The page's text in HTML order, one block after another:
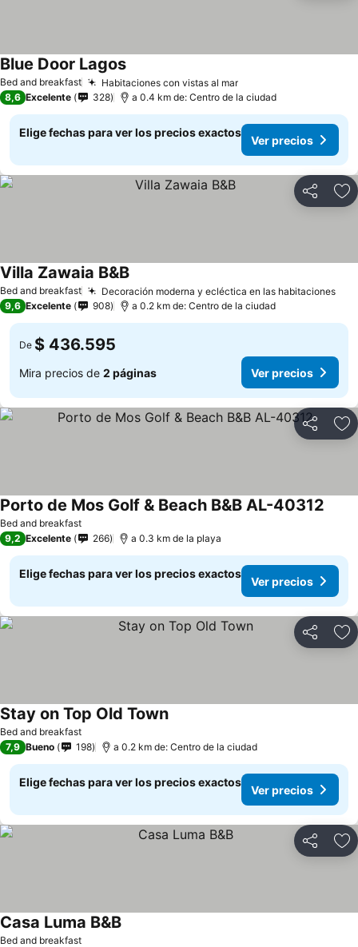
Bed and breakfast Habitaciones con vistas al marVer precios
Blue Door LagosVer precios
8,6 Excelente 328 a 0.4 km de: Centro de la ciudad
Elige fechas para ver los precios exactos
Ver precios
Compartir
Bed and breakfast Decoración moderna y ecléctica en las habitaciones
Villa Zawaia B&BVer precios
9,6 Excelente 908 a 0.2 km de: Centro de la ciudad
De $ 436.595
Mira precios de 2 páginas Ver precios
Compartir
Bed and breakfast
Porto de Mos Golf & Beach B&B AL-40312
9,2 Excelente 266 a 0.3 km de la playa
Elige fechas para ver los precios exactos
Ver precios
Compartir
Bed and breakfast
Stay on Top Old TownVer precios
7,9 Bueno 198 a 0.2 km de: Centro de la ciudad
Elige fechas para ver los precios exactos
Ver precios
Compartir
Bed and breakfast
Casa Luma B&BVer precios